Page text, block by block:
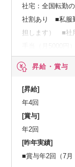
社宅：全国転勤
社割あり ■私服
担します） ■社
と便利な立地で
ーバー ・コー
（扶養する家族
2万円付与）
昇給・賞与
[昇給]
年4回
[賞与]
年2回
[昨年実績]
■賞与年2回（7